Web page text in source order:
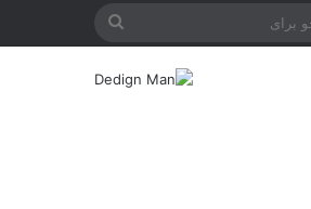
جستجو